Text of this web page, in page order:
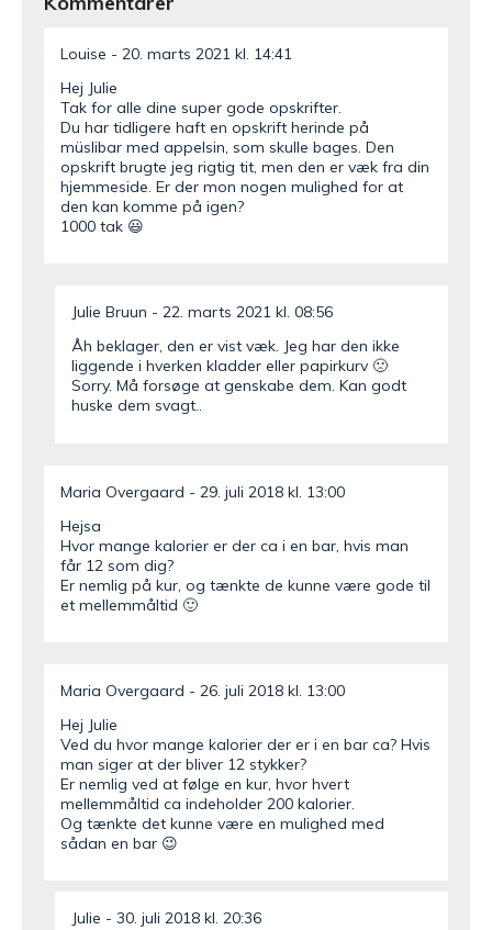
Louise
20. marts 2021 kl. 14:41
Hej Julie
Tak for alle dine super gode opskrifter.
Du har tidligere haft en opskrift herinde på
müslibar med appelsin, som skulle bages. Den
opskrift brugte jeg rigtig tit, men den er væk fra din
hjemmeside. Er der mon nogen mulighed for at
den kan komme på igen?
1000 tak 😃
Julie Bruun
22. marts 2021 kl. 08:56
Åh beklager, den er vist væk. Jeg har den ikke
liggende i hverken kladder eller papirkurv 🙁
Sorry. Må forsøge at genskabe dem. Kan godt
huske dem svagt..
Maria Overgaard
29. juli 2018 kl. 13:00
Hejsa
Hvor mange kalorier er der ca i en bar, hvis man
får 12 som dig?
Er nemlig på kur, og tænkte de kunne være gode til
et mellemmåltid 🙂
Maria Overgaard
26. juli 2018 kl. 13:00
Hej Julie
Ved du hvor mange kalorier der er i en bar ca? Hvis
man siger at der bliver 12 stykker?
Er nemlig ved at følge en kur, hvor hvert
mellemmåltid ca indeholder 200 kalorier.
Og tænkte det kunne være en mulighed med
sådan en bar 😉
Julie
30. juli 2018 kl. 20:36